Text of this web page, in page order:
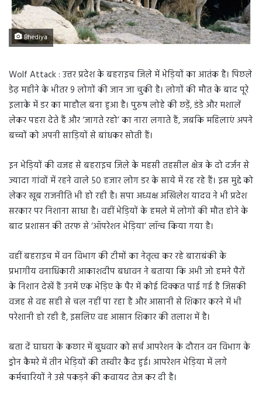
Bhediya
Wolf Attack : उत्तर प्रदेश के बहराइच जिले में भेड़ियों का आतंक है। पिछले
डेढ़ महीने के भीतर 9 लोगों की जान जा चुकी है। लोगों की मौत के बाद पूरे
इलाके में डर का माहौल बना हुआ है। पुरुष लोहे की छड़ें, डंडे और मशालें
लेकर पहरा देते हैं और ‘जागते रहो’ का नारा लगाते हैं, जबकि महिलाएं अपने
बच्चों को अपनी साड़ियों से बांधकर सोती हैं।
इन भेड़ियों की वजह से बहराइच जिले के महसी तहसील क्षेत्र के दो दर्जन से
ज्यादा गांवों में रहने वाले 50 हजार लोग डर के साये में रह रहे हैं। इस मुद्दे को
लेकर खूब राजनीति भी हो रही है। सपा अध्यक्ष अखिलेश यादव ने भी प्रदेश
सरकार पर निशाना साधा है। वहीं भेड़ियों के हमले में लोगों की मौत होने के
बाद प्रशासन की तरफ से ‘ऑपरेशन भेड़िया’ लॉन्च किया गया है।
वहीं बहराइच में वन विभाग की टीमों का नेतृत्व कर रहे बाराबंकी के
प्रभागीय वनाधिकारी आकाशदीप बधावन ने बताया कि अभी जो हमने पैरों
के निशान देखें हैं उनमें एक भेड़िए के पैर में कोई दिक्कत पाई गई है जिसकी
वजह से वह सही से चल नहीं पा रहा है और आसानी से शिकार करने में भी
परेशानी हो रही है, इसलिए वह आसान शिकार की तलाश में है।
बता दें घाघरा के कछार में बुधवार को सर्च आपरेशन के दौरान वन विभाग के
ड्रोन कैमरे में तीन भेड़ियों की तस्वीर कैद हुई। आपरेशन भेड़िया में लगे
कर्मचारियों ने उसे पकड़ने की कवायद तेज कर दी है।